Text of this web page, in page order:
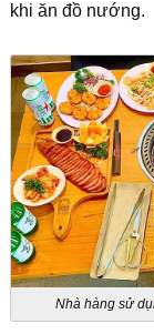
khi ăn đồ nướng.
Nhà hàng sử